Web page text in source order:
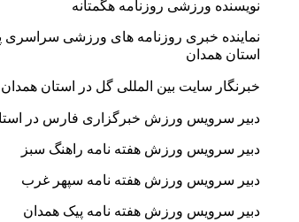
نویسنده ورزشی روزنامه هگمتانه
نماینده خبری روزنامه های ورزشی سراسری
استان همدان
خبرنگار سایت بین المللی گل در استان همدان
دبیر سرویس ورزش خبرگزاری فارس در
دبیر سرویس ورزش هفته نامه راهنگ سبز
دبیر سرویس ورزش هفته نامه سپهر غرب
دبیر سرویس ورزش هفته نامه پیک همدان